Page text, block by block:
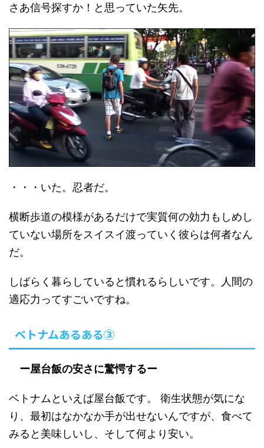
さあ信号探すか！と思っていた矢先。
・・・いた。忍者だ。
横断歩道の模様があるだけで実質何の効力もしめし
ていない場所をスイスイ渡っていく彼らは何者なん
だ。
しばらく暮らしていると慣れるらしいです。人間の
適応力ってすごいですね。
ベトナムあるある③
ー屋台飯の安さに驚愕するー
ベトナムといえば屋台飯です。 衛生状態が気にな
り、最初はなかなか手が出せないんですが、食べて
みると美味しいし、そして何より安い。